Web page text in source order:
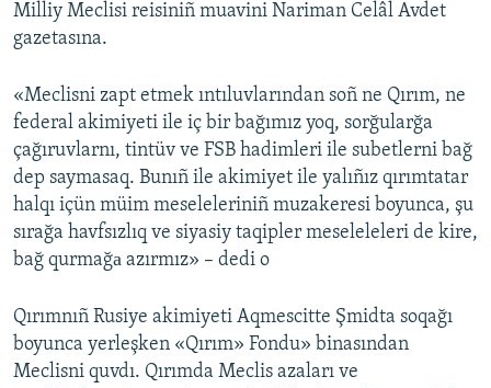
RFE/RS bütün saytları
Milliy Meclisi reisiniñ muavini Nariman Celâl Avdet
gazetasına.
«Meclisni zapt etmek ıntıluvlarından soñ ne Qırım, ne
federal akimiyeti ile iç bir bağımız yoq, sorğularğa
çağıruvlarnı, tintüv ve FSB hadimleri ile subetlerni bağ
dep saymasaq. Bunıñ ile akimiyet ile yalıñız qırımtatar
halqı içün müim meseleleriniñ muzakeresi boyunca, şu
sırağa havfsızlıq ve siyasiy taqipler meseleleleri de kire,
bağ qurmağа azırmız» – dedi o
Qırımnıñ Rusiye akimiyeti Aqmescitte Şmidta soqağı
boyunca yerleşken «Qırım» Fondu» binasından
Meclisni quvdı. Qırımda Meclis azaları ve